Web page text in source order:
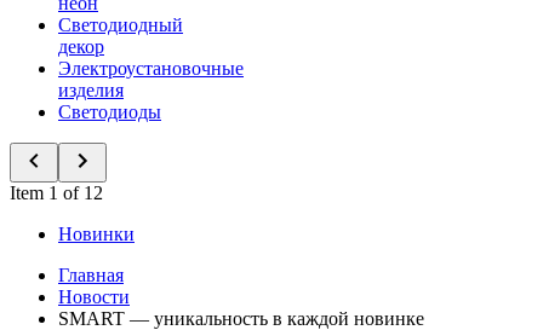
Светодиодный
декор
Электроустановочные
изделия
Светодиоды
Item 1 of 12
Новинки
Главная
Новости
SMART — уникальность в каждой новинке